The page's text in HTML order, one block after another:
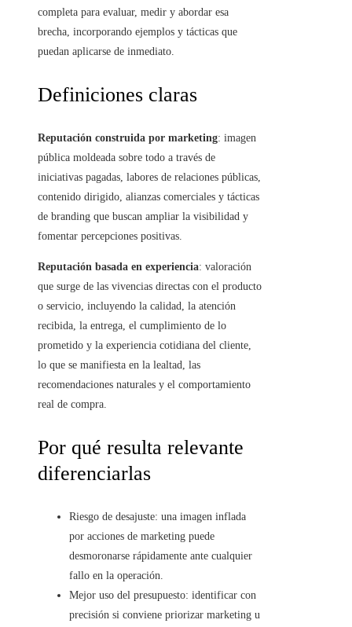
completa para evaluar, medir y abordar esa
brecha, incorporando ejemplos y tácticas que
puedan aplicarse de inmediato.
Definiciones claras
Reputación construida por marketing: imagen
pública moldeada sobre todo a través de
iniciativas pagadas, labores de relaciones públicas,
contenido dirigido, alianzas comerciales y tácticas
de branding que buscan ampliar la visibilidad y
fomentar percepciones positivas.
Reputación basada en experiencia: valoración
que surge de las vivencias directas con el producto
o servicio, incluyendo la calidad, la atención
recibida, la entrega, el cumplimiento de lo
prometido y la experiencia cotidiana del cliente,
lo que se manifiesta en la lealtad, las
recomendaciones naturales y el comportamiento
real de compra.
Por qué resulta relevante
diferenciarlas
Riesgo de desajuste: una imagen inflada
por acciones de marketing puede
desmoronarse rápidamente ante cualquier
fallo en la operación.
Mejor uso del presupuesto: identificar con
precisión si conviene priorizar marketing u